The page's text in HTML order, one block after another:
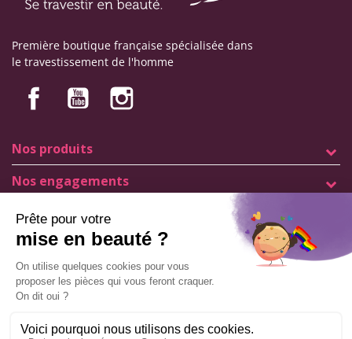
Première boutique française spécialisée dans
le travestissement de l'homme
Nos produits
Nos engagements
Informations
Mentions légales
Conditions générales de vente
© Copyright Labophyto
Tous droits réservés